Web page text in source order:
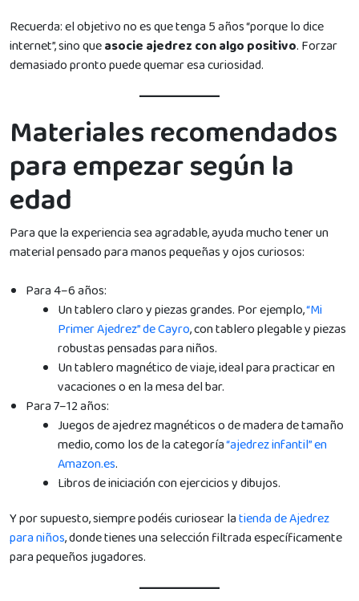
Recuerda: el objetivo no es que tenga 5 años “porque lo dice
internet”, sino queasocie ajedrez con algo positivo. Forzar
demasiado pronto puede quemar esa curiosidad.
Materiales recomendados
para empezar según la
edad
Para que la experiencia sea agradable, ayuda mucho tener un
material pensado para manos pequeñas y ojos curiosos:
Para 4–6 años:
Un tablero claro y piezas grandes. Por ejemplo,“Mi
Primer Ajedrez” de Cayro, con tablero plegable y piezas
robustas pensadas para niños.
Un tablero magnético de viaje, ideal para practicar en
vacaciones o en la mesa del bar.
Para 7–12 años:
Juegos de ajedrez magnéticos o de madera de tamaño
medio, como los de la categoría“ajedrez infantil” en
Amazon.es.
Libros de iniciación con ejercicios y dibujos.
Y por supuesto, siempre podéis curiosear latienda de Ajedrez
para niños, donde tienes una selección filtrada específicamente
para pequeños jugadores.